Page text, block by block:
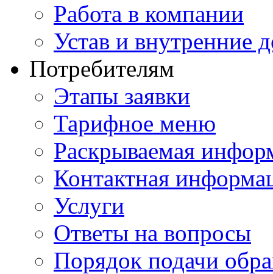
Работа в компании
Устав и внутренние
Потребителям
Этапы заявки
Тарифное меню
Раскрываемая
Контактная
Услуги
Ответы на вопросы
Порядок подачи